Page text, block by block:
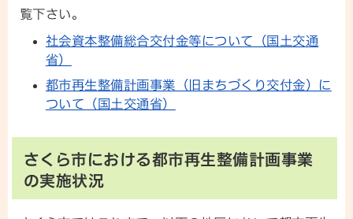
覧下さい。
社会資本整備総合交付金等について（国土交通
省）
都市再生整備計画事業（旧まちづくり交付金）に
ついて（国土交通省）
さくら市における都市再生整備計画事業
の実施状況